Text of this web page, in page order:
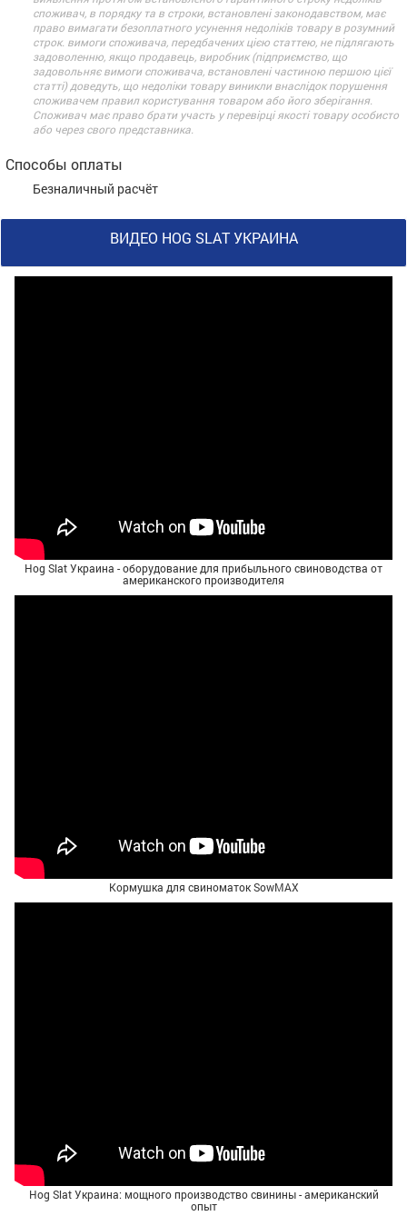
споживач, в порядку та в строки, встановлені законодавством, має
право вимагати безоплатного усунення недоліків товару в розумний
строк. вимоги споживача, передбачених цією статтею, не підлягають
задоволенню, якщо продавець, виробник (підприємство, що
задовольняє вимоги споживача, встановлені частиною першою цієї
статті) доведуть, що недоліки товару виникли внаслідок порушення
споживачем правил користування товаром або його зберігання.
Споживач має право брати участь у перевірці якості товару особисто
або через свого представника.
Способы оплаты
Безналичный расчёт
ВИДЕО HOG SLAT УКРАИНА
Hog Slat Украина - оборудование для прибыльного свиноводства от
американского производителя
Кормушка для свиноматок SowMAX
Hog Slat Украина: мощного производство свинины - американский
опыт